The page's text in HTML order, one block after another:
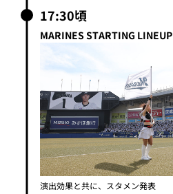
17:30頃
MARINES STARTING LINEUP
演出効果と共に、スタメン発表